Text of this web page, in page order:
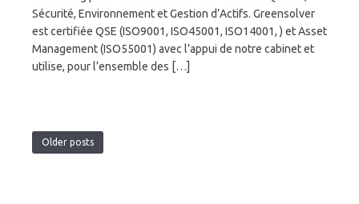
Sécurité, Environnement et Gestion d’Actifs. Greensolver
est certifiée QSE (ISO9001, ISO45001, ISO14001, ) et Asset
Management (ISO55001) avec l’appui de notre cabinet et
utilise, pour l’ensemble des […]
Older posts